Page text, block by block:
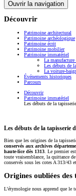
Ouvrir la navigation
Découvrir
Patrimoine architectural
Patrimoine archéologique
Patrimoine écrit
Patrimoine mobilier
Patrimoine immatériel
La
Les débuts de
La voiture-
Événements historiques
Parcours
Découvrir
Patrimoine immatériel
Les débuts de la
Les débuts de la tapisserie
Bien que les origines de la
conservés aux archives
haute-lice dès 1313 . Le premier
toute vraisemblance, la quittance
conservés sous les cotes A 313/43
Origines oubliées des
L’étymologie nous apprend que le